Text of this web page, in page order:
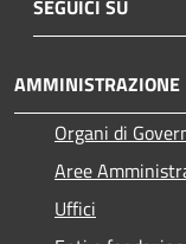
SEGUICI SU
AMMINISTRAZIONE
Organi di
Aree
Uffici